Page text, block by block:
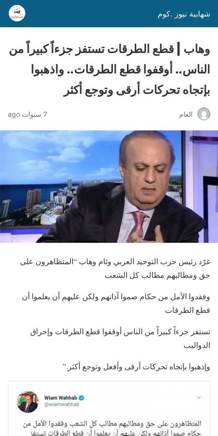
شهابية نيوز .كوم
وهاب | قطع الطرقات تستفز جزءاً كبيراً من
الناس.. أوقفوا قطع الطرقات.. واذهبوا
بإتجاه تحركات أرقى وتوجع أكثر
العام 7 سنوات ago
غرّد رئيس حزب التوحيد العربي وئام وهاب “المتظاهرون على
حق ومطالبهم مطالب كل الشعب
وفقدوا الأمل من حكام صموا آذانهم ولكن عليهم أن يعلموا أن
قطع الطرقات
تستفز جزءاً كبيراً من الناس أوقفوا قطع الطرقات وإحراق
الدواليب
وإذهبوا بإتجاه تحركات أرقى وأفعل وتوجع أكثر.”